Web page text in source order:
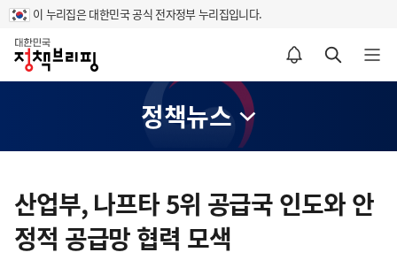
이 누리집은 대한민국 공식 전자정부 누리집입니다.
홈
알림설정 바로가기 검색 바로가기 메뉴 열기
정책뉴스
츠
영
산업부, 나프타 5위 공급국 인도와 안
정적 공급망 협력 모색